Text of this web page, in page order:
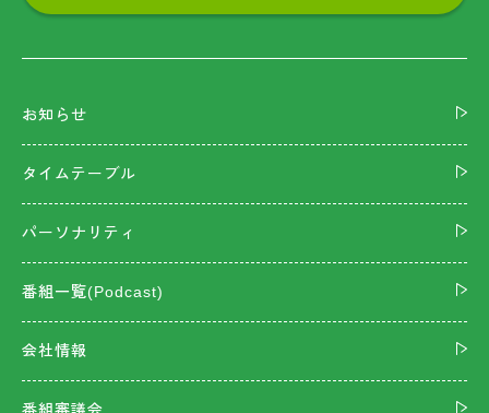
お知らせ
タイムテーブル
パーソナリティ
番組一覧(Podcast)
会社情報